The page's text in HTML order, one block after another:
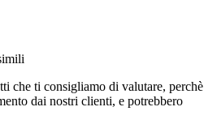
che ti consigliamo di valutare, perchè
dai nostri clienti, e potrebbero